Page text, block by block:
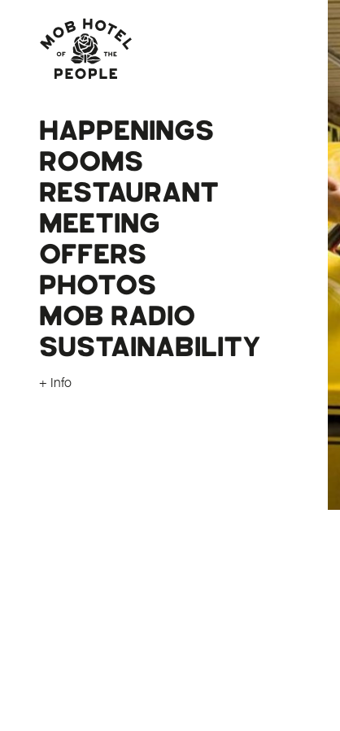
HAPPENINGS
ROOMS
RESTAURANT
MEETING
OFFERS
PHOTOS
MOB RADIO
SUSTAINABILITY
+ Info